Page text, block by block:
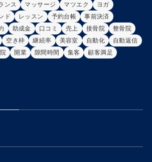
ンス マッサージ マツエク
ヨガ
ド レッスン 予約台帳
事前決済
助成金 口コミ 売上 接骨院
整骨院
空き枠 継続率 美容室 自動化
自動返信
開業 隙間時間 集客
顧客満足